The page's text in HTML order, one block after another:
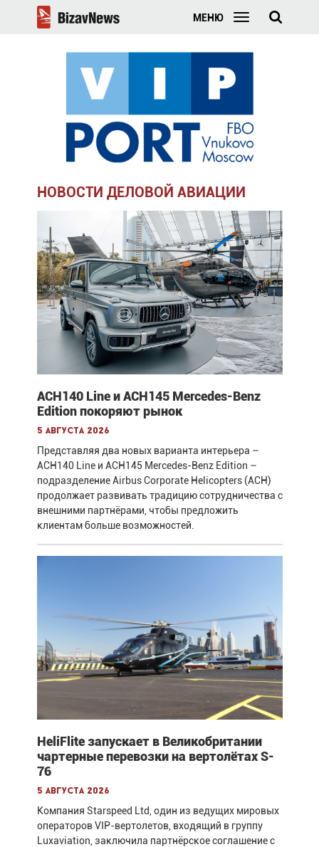
МЕНЮ
НОВОСТИ ДЕЛОВОЙ АВИАЦИИ
ACH140 Line и ACH145 Mercedes-Benz
Edition покоряют рынок
5 августа 2026
Представляя два новых варианта интерьера –
ACH140 Line и ACH145 Mercedes-Benz Edition –
подразделение Airbus Corporate Helicopters (ACH)
продолжает развивать традицию сотрудничества с
внешними партнёрами, чтобы предложить
клиентам больше возможностей.
HeliFlite запускает в Великобритании
чартерные перевозки на вертолётах S-
76
5 августа 2026
Компания Starspeed Ltd, один из ведущих мировых
операторов VIP-вертолетов, входящий в группу
Luxaviation, заключила партнёрское соглашение с